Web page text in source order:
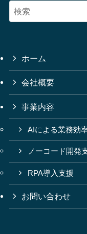
ホーム
会社概要
事業内容
AIによる業務効
ノーコード開発
RPA導入支援
お問い合わせ